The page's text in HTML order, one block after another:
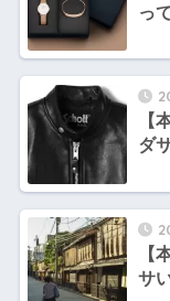
っ
【
ダ
【
サ